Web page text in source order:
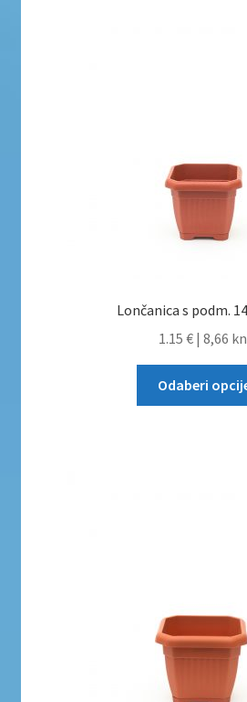
Lončanica s podm.
1.15 € | 8,66 kn
Odaberi